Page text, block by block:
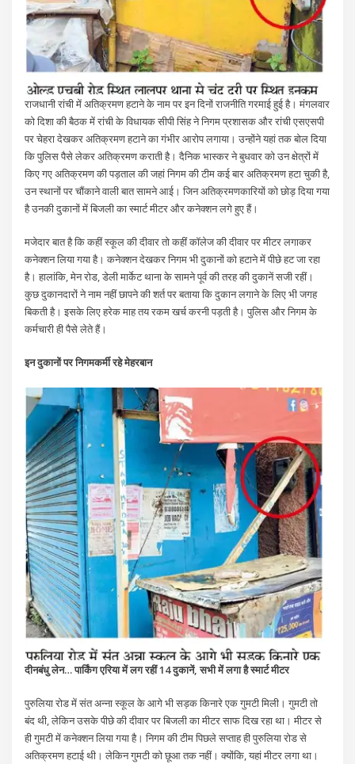
राजधानी रांची में अतिक्रमण हटाने के नाम पर इन दिनों राजनीति गरमाई हुई है। मंगलवार
को दिशा की बैठक में रांची के विधायक सीपी सिंह ने निगम प्रशासक और रांची एसएसपी
पर चेहरा देखकर अतिक्रमण हटाने का गंभीर आरोप लगाया। उन्होंने यहां तक बोल दिया
कि पुलिस पैसे लेकर अतिक्रमण कराती है। दैनिक भास्कर ने बुधवार को उन क्षेत्रों में
किए गए अतिक्रमण की पड़ताल की जहां निगम की टीम कई बार अतिक्रमण हटा चुकी है,
उन स्थानों पर चौंकाने वाली बात सामने आई। जिन अतिक्रमणकारियों को छोड़ दिया गया
है उनकी दुकानों में बिजली का स्मार्ट मीटर और कनेक्शन लगे हुए हैं।
मजेदार बात है कि कहीं स्कूल की दीवार तो कहीं कॉलेज की दीवार पर मीटर लगाकर
कनेक्शन लिया गया है। कनेक्शन देखकर निगम भी दुकानों को हटाने में पीछे हट जा रहा
है। हालांकि, मेन रोड, डेली मार्केट थाना के सामने पूर्व की तरह की दुकानें सजी रहीं।
कुछ दुकानदारों ने नाम नहीं छापने की शर्त पर बताया कि दुकान लगाने के लिए भी जगह
बिकती है। इसके लिए हरेक माह तय रकम खर्च करनी पड़ती है। पुलिस और निगम के
कर्मचारी ही पैसे लेते हैं।
इन दुकानों पर निगमकर्मी रहे मेहरबान
दीनबंधु लेन… पा​र्किंग एरिया में लग रहीं 14 दुकानें, ​सभी में लगा है स्मार्ट मीटर
पुरुलिया रोड में संत अन्ना स्कूल के आगे भी सड़क किनारे एक गुमटी मिली। गुमटी तो
बंद थी, लेकिन उसके पीछे की दीवार पर बिजली का मीटर साफ दिख रहा था। मीटर से
ही गुमटी में कनेक्शन लिया गया है। निगम की टीम पिछले सप्ताह ही पुरुलिया रोड से
अतिक्रमण हटाई थी। लेकिन गुमटी को छूआ तक नहीं। क्योंकि, यहां मीटर लगा था।